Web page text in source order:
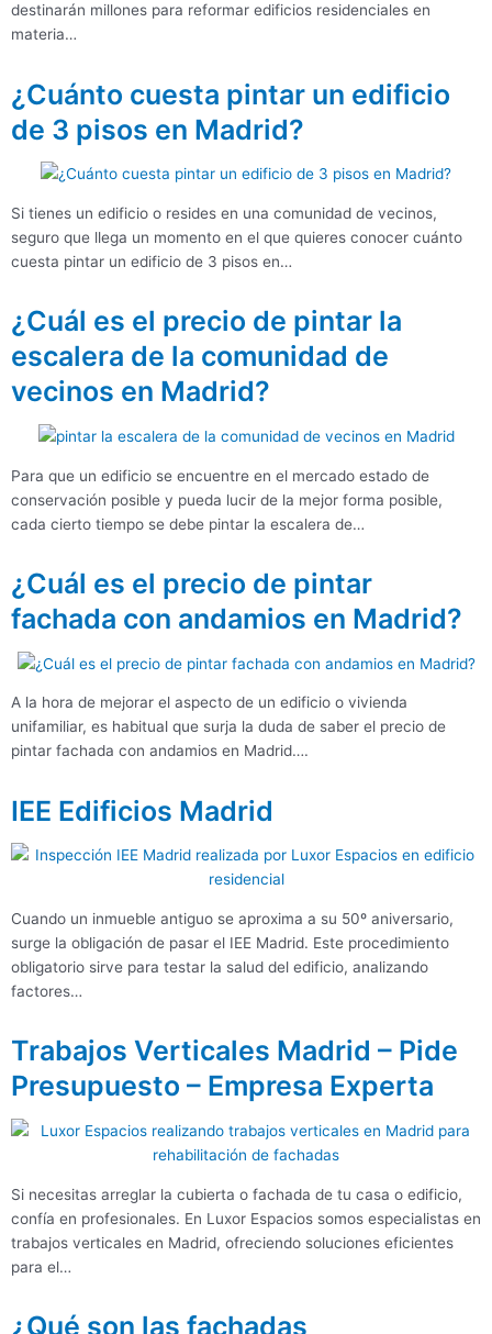
destinarán millones para reformar edificios residenciales en
materia…
¿Cuánto cuesta pintar un edificio
de 3 pisos en Madrid?
Si tienes un edificio o resides en una comunidad de vecinos,
seguro que llega un momento en el que quieres conocer cuánto
cuesta pintar un edificio de 3 pisos en…
¿Cuál es el precio de pintar la
escalera de la comunidad de
vecinos en Madrid?
Para que un edificio se encuentre en el mercado estado de
conservación posible y pueda lucir de la mejor forma posible,
cada cierto tiempo se debe pintar la escalera de…
¿Cuál es el precio de pintar
fachada con andamios en Madrid?
A la hora de mejorar el aspecto de un edificio o vivienda
unifamiliar, es habitual que surja la duda de saber el precio de
pintar fachada con andamios en Madrid….
IEE Edificios Madrid
Cuando un inmueble antiguo se aproxima a su 50º aniversario,
surge la obligación de pasar el IEE Madrid. Este procedimiento
obligatorio sirve para testar la salud del edificio, analizando
factores…
Trabajos Verticales Madrid – Pide
Presupuesto – Empresa Experta
Si necesitas arreglar la cubierta o fachada de tu casa o edificio,
confía en profesionales. En Luxor Espacios somos especialistas en
trabajos verticales en Madrid, ofreciendo soluciones eficientes
para el…
¿Qué son las fachadas